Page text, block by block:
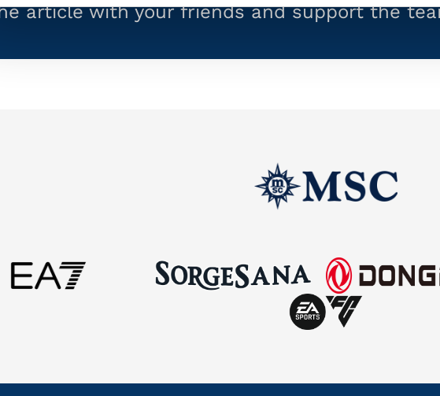
article with your friends and support the